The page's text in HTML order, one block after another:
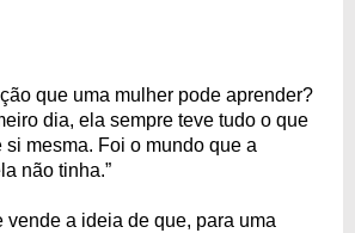
que uma mulher pode aprender?
dia, ela sempre teve tudo o que
si mesma. Foi o mundo que a
não tinha.”
vende a ideia de que, para uma